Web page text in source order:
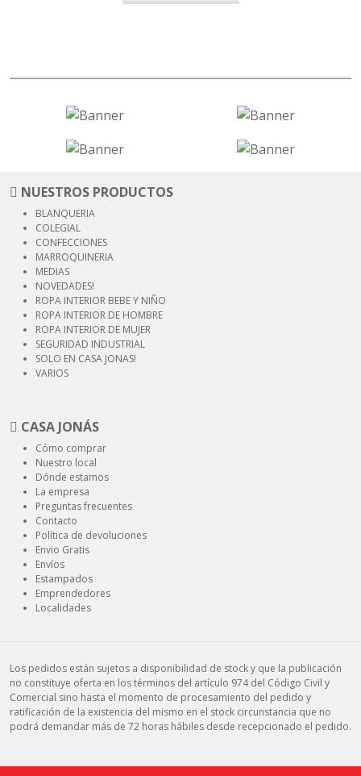
NUESTROS PRODUCTOS
BLANQUERIA
COLEGIAL
CONFECCIONES
MARROQUINERIA
MEDIAS
NOVEDADES!
ROPA INTERIOR BEBE Y NIÑO
ROPA INTERIOR DE HOMBRE
ROPA INTERIOR DE MUJER
SEGURIDAD INDUSTRIAL
SOLO EN CASA JONAS!
VARIOS
CASA JONÁS
Cómo comprar
Nuestro local
Dónde estamos
La empresa
Preguntas frecuentes
Contacto
Política de devoluciones
Envio Gratis
Envíos
Estampados
Emprendedores
Localidades
Los pedidos están sujetos a disponibilidad de stock y que la publicación
no constituye oferta en los términos del artículo 974 del Código Civil y
Comercial sino hasta el momento de procesamiento del pedido y
ratificación de la existencia del mismo en el stock circunstancia que no
podrá demandar más de 72 horas hábiles desde recepcionado el pedido.